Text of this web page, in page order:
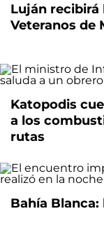
Luján recibirá
Veteranos de
Katopodis
a los
rutas
Bahía